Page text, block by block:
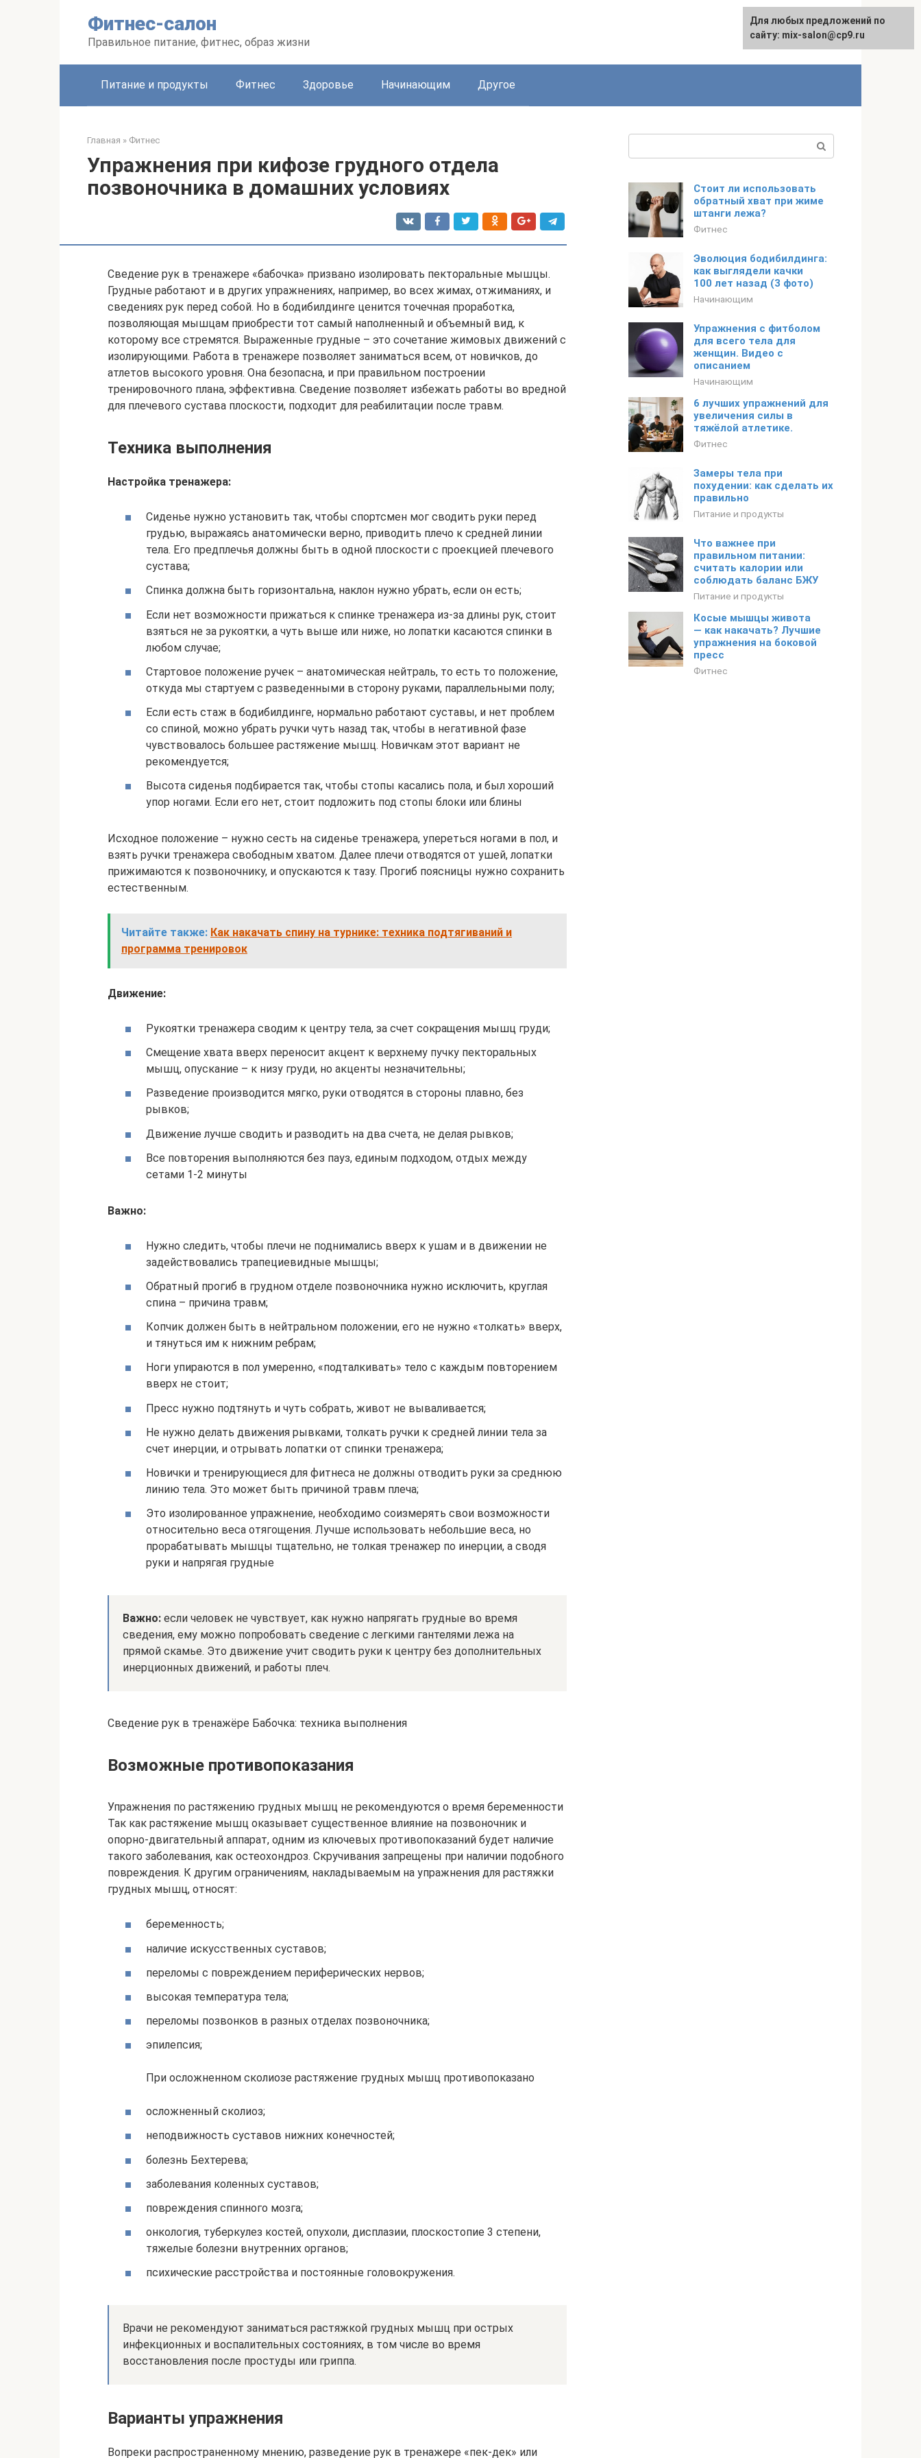
Фитнес-салон
Правильное питание, фитнес, образ жизни
Питание и продукты Фитнес Здоровье Начинающим Другое
Главная » Фитнес
Упражнения при кифозе грудного отдела
позвоночника в домашних условиях
Сведение рук в тренажере «бабочка» призвано изолировать пекторальные мышцы.
Грудные работают и в других упражнениях, например, во всех жимах, отжиманиях, и
сведениях рук перед собой. Но в бодибилдинге ценится точечная проработка,
позволяющая мышцам приобрести тот самый наполненный и объемный вид, к
которому все стремятся. Выраженные грудные – это сочетание жимовых движений с
изолирующими. Работа в тренажере позволяет заниматься всем, от новичков, до
атлетов высокого уровня. Она безопасна, и при правильном построении
тренировочного плана, эффективна. Сведение позволяет избежать работы во вредной
для плечевого сустава плоскости, подходит для реабилитации после травм.
Техника выполнения
Настройка тренажера:
Сиденье нужно установить так, чтобы спортсмен мог сводить руки перед
грудью, выражаясь анатомически верно, приводить плечо к средней линии
тела. Его предплечья должны быть в одной плоскости с проекцией плечевого
сустава;
Спинка должна быть горизонтальна, наклон нужно убрать, если он есть;
Если нет возможности прижаться к спинке тренажера из-за длины рук, стоит
взяться не за рукоятки, а чуть выше или ниже, но лопатки касаются спинки в
любом случае;
Стартовое положение ручек – анатомическая нейтраль, то есть то положение,
откуда мы стартуем с разведенными в сторону руками, параллельными полу;
Если есть стаж в бодибилдинге, нормально работают суставы, и нет проблем
со спиной, можно убрать ручки чуть назад так, чтобы в негативной фазе
чувствовалось большее растяжение мышц. Новичкам этот вариант не
рекомендуется;
Высота сиденья подбирается так, чтобы стопы касались пола, и был хороший
упор ногами. Если его нет, стоит подложить под стопы блоки или блины
Исходное положение – нужно сесть на сиденье тренажера, упереться ногами в пол, и
взять ручки тренажера свободным хватом. Далее плечи отводятся от ушей, лопатки
прижимаются к позвоночнику, и опускаются к тазу. Прогиб поясницы нужно сохранить
естественным.
Читайте также: Как накачать спину на турнике: техника подтягиваний и
программа тренировок
Движение:
Рукоятки тренажера сводим к центру тела, за счет сокращения мышц груди;
Смещение хвата вверх переносит акцент к верхнему пучку пекторальных
мышц, опускание – к низу груди, но акценты незначительны;
Разведение производится мягко, руки отводятся в стороны плавно, без
рывков;
Движение лучше сводить и разводить на два счета, не делая рывков;
Все повторения выполняются без пауз, единым подходом, отдых между
сетами 1-2 минуты
Важно:
Нужно следить, чтобы плечи не поднимались вверх к ушам и в движении не
задействовались трапециевидные мышцы;
Обратный прогиб в грудном отделе позвоночника нужно исключить, круглая
спина – причина травм;
Копчик должен быть в нейтральном положении, его не нужно «толкать» вверх,
и тянуться им к нижним ребрам;
Ноги упираются в пол умеренно, «подталкивать» тело с каждым повторением
вверх не стоит;
Пресс нужно подтянуть и чуть собрать, живот не вываливается;
Не нужно делать движения рывками, толкать ручки к средней линии тела за
счет инерции, и отрывать лопатки от спинки тренажера;
Новички и тренирующиеся для фитнеса не должны отводить руки за среднюю
линию тела. Это может быть причиной травм плеча;
Это изолированное упражнение, необходимо соизмерять свои возможности
относительно веса отягощения. Лучше использовать небольшие веса, но
прорабатывать мышцы тщательно, не толкая тренажер по инерции, а сводя
руки и напрягая грудные
Важно: если человек не чувствует, как нужно напрягать грудные во время
сведения, ему можно попробовать сведение с легкими гантелями лежа на
прямой скамье. Это движение учит сводить руки к центру без дополнительных
инерционных движений, и работы плеч.
Сведение рук в тренажёре Бабочка: техника выполнения
Возможные противопоказания
Упражнения по растяжению грудных мышц не рекомендуются о время беременности
Так как растяжение мышц оказывает существенное влияние на позвоночник и
опорно-двигательный аппарат, одним из ключевых противопоказаний будет наличие
такого заболевания, как остеохондроз. Скручивания запрещены при наличии подобного
повреждения. К другим ограничениям, накладываемым на упражнения для растяжки
грудных мышц, относят:
беременность;
наличие искусственных суставов;
переломы с повреждением периферических нервов;
высокая температура тела;
переломы позвонков в разных отделах позвоночника;
эпилепсия;
При осложненном сколиозе растяжение грудных мышц противопоказано
осложненный сколиоз;
неподвижность суставов нижних конечностей;
болезнь Бехтерева;
заболевания коленных суставов;
повреждения спинного мозга;
онкология, туберкулез костей, опухоли, дисплазии, плоскостопие 3 степени,
тяжелые болезни внутренних органов;
психические расстройства и постоянные головокружения.
Врачи не рекомендуют заниматься растяжкой грудных мышц при острых
инфекционных и воспалительных состояниях, в том числе во время
восстановления после простуды или гриппа.
Варианты упражнения
Вопреки распространенному мнению, разведение рук в тренажере «пек-дек» или
Стоит ли использовать
обратный хват при жиме
штанги лежа?
Фитнес
Эволюция бодибилдинга:
как выглядели качки
100 лет назад (3 фото)
Начинающим
Упражнения с фитболом
для всего тела для
женщин. Видео с
описанием
Начинающим
6 лучших упражнений для
увеличения силы в
тяжёлой атлетике.
Фитнес
Замеры тела при
похудении: как сделать их
правильно
Питание и продукты
Что важнее при
правильном питании:
считать калории или
соблюдать баланс БЖУ
Питание и продукты
Косые мышцы живота
— как накачать? Лучшие
упражнения на боковой
пресс
Фитнес
Для любых предложений по
сайту: mix-salon@cp9.ru